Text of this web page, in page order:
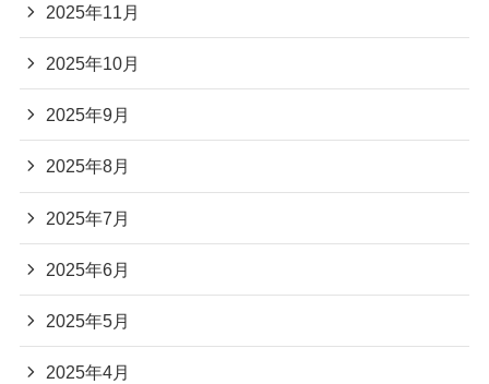
2025年11月
2025年10月
2025年9月
2025年8月
2025年7月
2025年6月
2025年5月
2025年4月